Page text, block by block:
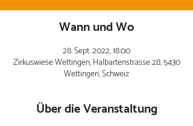
Wann und Wo
28. Sept. 2022, 18:00
Zirkuswiese Wettingen, Halbartenstrasse 28, 5430
Wettingen, Schweiz
Über die Veranstaltung